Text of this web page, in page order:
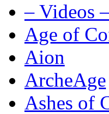
– Videos
Age of
Aion
ArcheAge
Ashes of